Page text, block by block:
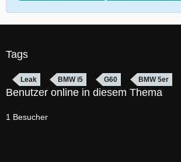
Tags
Leak BMW i5 G60 BMW 5er
Benutzer online in diesem Thema
1 Besucher